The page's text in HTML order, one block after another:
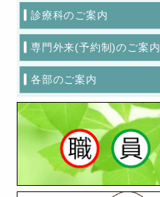
診療科のご案内
専門外来(予約制)のご案内
各部のご案内